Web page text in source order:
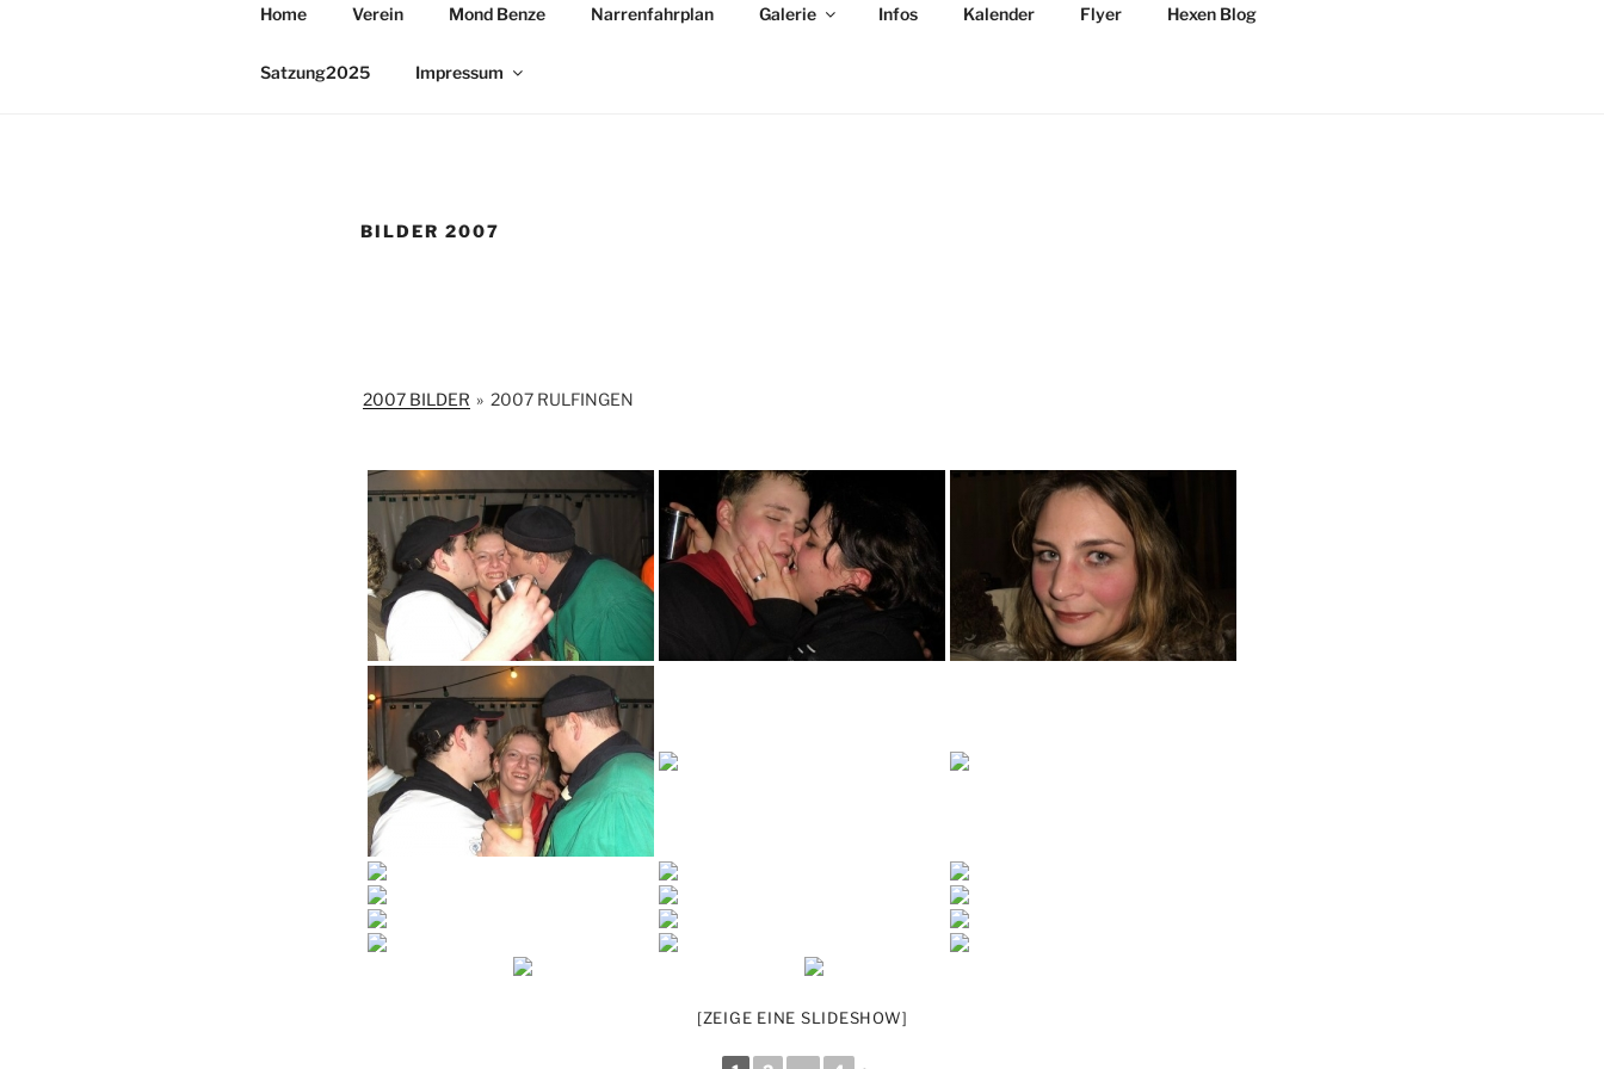
GAI-HEXEN
Der Narrenverein stellt sich vor!
Home Verein Mond Benze Narrenfahrplan Galerie Infos Kalender Flyer Hexen Blog
Satzung2025 Impressum
BILDER 2007
2007 BILDER » 2007 RULFINGEN
[ZEIGE EINE SLIDESHOW]